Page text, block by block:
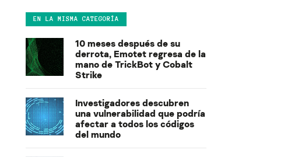
EN LA MISMA CATEGORÍA
10 meses después de su
derrota, Emotet regresa de la
mano de TrickBot y Cobalt
Strike
Investigadores descubren
una vulnerabilidad que podría
afectar a todos los códigos
del mundo